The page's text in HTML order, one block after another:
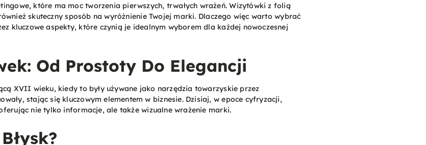
które ma moc tworzenia pierwszych, trwałych wrażeń. Wizytówki z folią
skuteczny sposób na wyróżnienie Twojej marki. Dlaczego więc warto wybrać
kluczowe aspekty, które czynią je idealnym wyborem dla każdej nowoczesnej
Od Prostoty Do Elegancji
XVII wieku, kiedy to były używane jako narzędzia towarzyskie przez
stając się kluczowym elementem w biznesie. Dzisiaj, w epoce cyfryzacji,
nie tylko informacje, ale także wizualne wrażenie marki.